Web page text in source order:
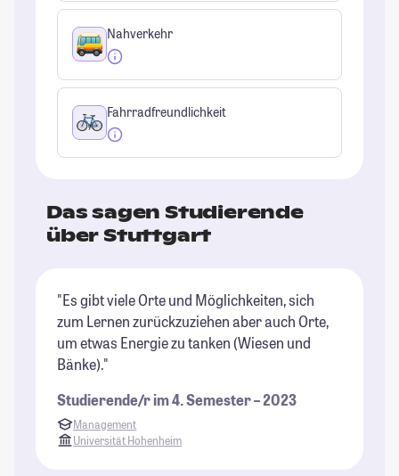
Nahverkehr
Fahrradfreundlichkeit
Das sagen Studierende
über Stuttgart
"Es gibt viele Orte und Möglichkeiten, sich
zum Lernen zurückzuziehen aber auch Orte,
um etwas Energie zu tanken (Wiesen und
Bänke)."
Studierende/r im 4. Semester – 2023
Management
Universität Hohenheim